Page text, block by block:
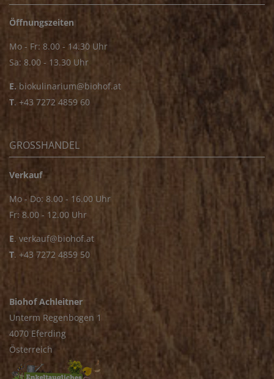
Öffnungszeiten
Mo - Fr: 8.00 - 14.30 Uhr
Sa: 8.00 - 13.30 Uhr
E. biokulinarium@biohof.at
T. +43 7272 4859 60
GROSSHANDEL
Verkauf
Mo - Do: 8.00 - 16.00 Uhr
Fr: 8.00 - 12.00 Uhr
E. verkauf@biohof.at
T. +43 7272 4859 50
Biohof Achleitner
Unterm Regenbogen 1
4070 Eferding
Österreich